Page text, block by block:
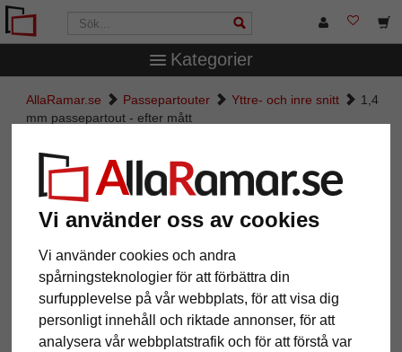
Vi använder oss av cookies
Vi använder cookies och andra
spårningsteknologier för att förbättra din
surfupplevelse på vår webbplats, för att visa dig
personligt innehåll och riktade annonser, för att
analysera vår webbplatstrafik och för att förstå var
Kategorier
AllaRamar.se Passepartouter Yttre- och inre snitt
1,4
mm passepartout - efter mått
1,4 mm passepartout - efter mått